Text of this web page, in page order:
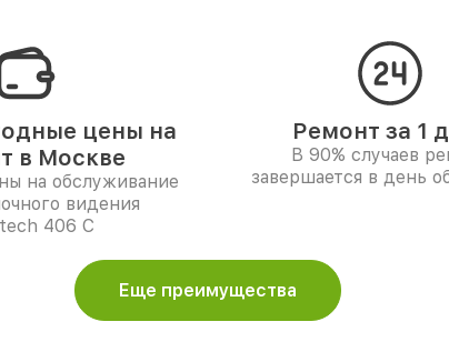
цены на
в Москве
на обслуживание
видения
406 С
Ремонт за 1
В 90% случаев
завершается в день
Еще преимущества